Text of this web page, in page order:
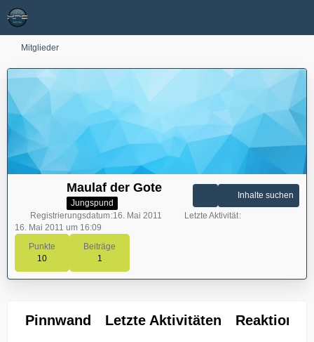
Mitglieder
Maulaf der Gote
Jungspund
Punkte
10
Beiträge
1
Inhalte suchen
Registrierungsdatum 16. Mai 2011
Letzte Aktivität
16. Mai 2011 um 16:09
Pinnwand Letzte Aktivitäten Reaktionen